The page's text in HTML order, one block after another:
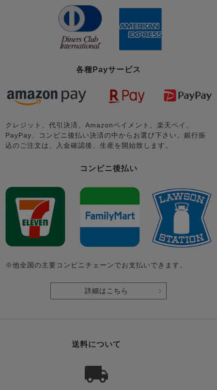
各種Payサービス
クレジット、代引決済、Amazonペイメント、楽天ペイ、
PayPay、コンビニ後払い決済の中からお選び下さい。銀行振
込のご注文は、入金確認後、生産を開始致します。
コンビニ後払い
※他全国の主要コンビニチェーンでお支払いできます。
詳細はこちら
送料について